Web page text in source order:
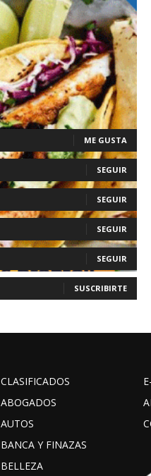
ME GUSTA
SEGUIR
SEGUIR
SEGUIR
SEGUIR
SUSCRIBIRTE
CLASIFICADOS
ABOGADOS
AUTOS
BANCA Y FINAZAS
BELLEZA